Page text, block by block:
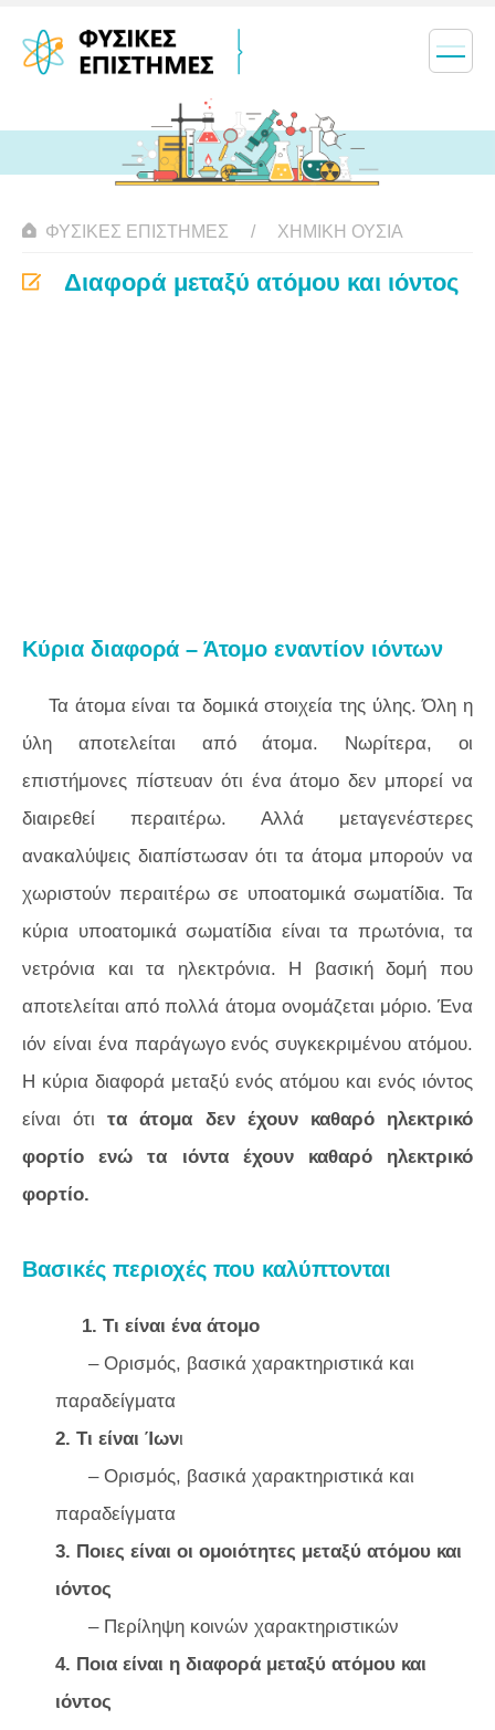
ΦΥΣΙΚΈΣ ΕΠΙΣΤΉΜΕΣ ΧΗΜΙΚΉ ΟΥΣΊΑ
Διαφορά μεταξύ ατόμου και ιόντος
Κύρια διαφορά – Άτομο εναντίον ιόντων
Τα άτομα είναι τα δομικά στοιχεία της ύλης. Όλη η
ύλη αποτελείται από άτομα. Νωρίτερα, οι
επιστήμονες πίστευαν ότι ένα άτομο δεν μπορεί να
διαιρεθεί περαιτέρω. Αλλά μεταγενέστερες
ανακαλύψεις διαπίστωσαν ότι τα άτομα μπορούν να
χωριστούν περαιτέρω σε υποατομικά σωματίδια. Τα
κύρια υποατομικά σωματίδια είναι τα πρωτόνια, τα
νετρόνια και τα ηλεκτρόνια. Η βασική δομή που
αποτελείται από πολλά άτομα ονομάζεται μόριο. Ένα
ιόν είναι ένα παράγωγο ενός συγκεκριμένου ατόμου.
Η κύρια διαφορά μεταξύ ενός ατόμου και ενός ιόντος
είναι ότιτα άτομα δεν έχουν καθαρό ηλεκτρικό
φορτίο ενώ τα ιόντα έχουν καθαρό ηλεκτρικό
φορτίο.
Βασικές περιοχές που καλύπτονται
1. Τι είναι ένα άτομο
– Ορισμός, βασικά χαρακτηριστικά και
παραδείγματα
2. Τι είναι Ίωνι
– Ορισμός, βασικά χαρακτηριστικά και
παραδείγματα
3. Ποιες είναι οι ομοιότητες μεταξύ ατόμου και
ιόντος
– Περίληψη κοινών χαρακτηριστικών
4. Ποια είναι η διαφορά μεταξύ ατόμου και
ιόντος